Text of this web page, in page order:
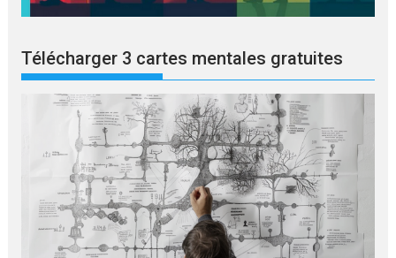
Télécharger 3 cartes mentales gratuites